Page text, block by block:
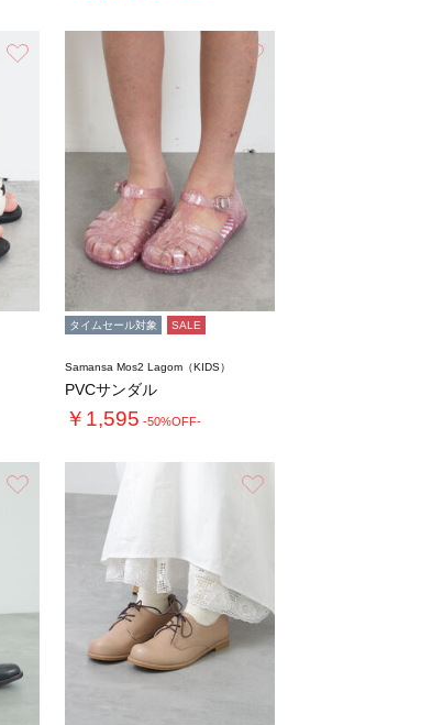
タイムセール対象 SALE
Samansa Mos2 Lagom（KIDS）
PVCサンダル
￥1,595 -50%OFF-